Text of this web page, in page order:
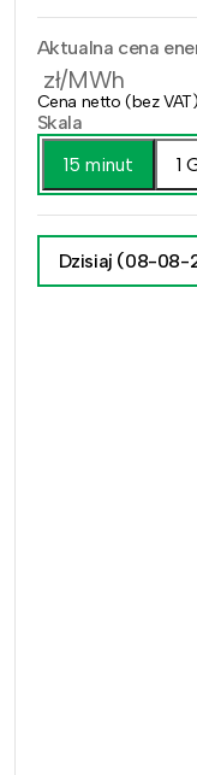
Aktualna cena
zł/MWh
Cena netto (bez VAT)
Skala
15 minut
1
Dzisiaj (08-08-